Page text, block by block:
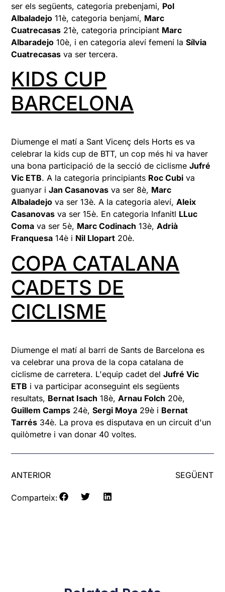
ser els següents, categoria prebenjami, Pol
Albaladejo 11è, categoria benjamí, Marc
Cuatrecasas 21è, categoria principiant Marc
Albaradejo 10è, i en categoria aleví femení laSílvia
Cuatrecasas va ser tercera.
KIDS CUP
BARCELONA
Diumenge el matí a Sant Vicenç dels Horts es va
celebrar la kids cup de BTT, un cop més hi va haver
una bona participació de la secció de ciclismeJufré
Vic ETB. A la categoria principiants Roc Cubi va
guanyar iJan Casanovas va ser 8è, Marc
Albaladejo va ser 13è. A la categoria aleví,Aleix
Casanovas va ser 15è. En categoria Infanitl LLuc
Coma va ser 5è, Marc Codinach 13è,Adrià
Franquesa 14è i Nil Llopart 20è.
COPA CATALANA
CADETS DE
CICLISME
Diumenge el matí al barri de Sants de Barcelona es
va celebrar una prova de la copa catalana de
ciclisme de carretera. L'equip cadet delJufré Vic
ETB i va participar aconseguint els següents
resultats, Bernat Isach 18è,Arnau Folch 20è,
Guillem Camps 24è,Sergi Moya 29è i Bernat
Tarrés 34è. La prova es disputava en un circuit d'un
quilòmetre i van donar 40 voltes.
ANTERIOR SEGÜENT
Comparteix: